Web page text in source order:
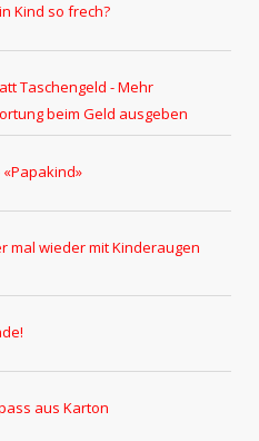
Kind so frech?
Taschengeld - Mehr
beim Geld ausgeben
mal wieder mit Kinderaugen
aus Karton